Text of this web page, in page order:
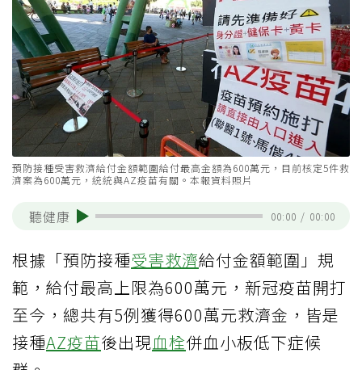
預防接種受害救濟給付金額範圍給付最高金額為600萬元，目前核定5件救
濟案為600萬元，統統與AZ疫苗有關。本報資料照片
聽健康 00:00 / 00:00
根據「預防接種受害救濟給付金額範圍」規
範，給付最高上限為600萬元，新冠疫苗開打
至今，總共有5例獲得600萬元救濟金，皆是
接種AZ疫苗後出現血栓併血小板低下症候